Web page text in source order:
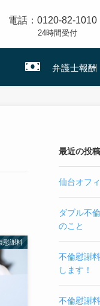
弁護士報酬
電話：0120-82-
24時間受付
慰謝料
最近の投稿
仙台オフ
ダブル不
のこと
不倫慰謝
します！
不倫慰謝